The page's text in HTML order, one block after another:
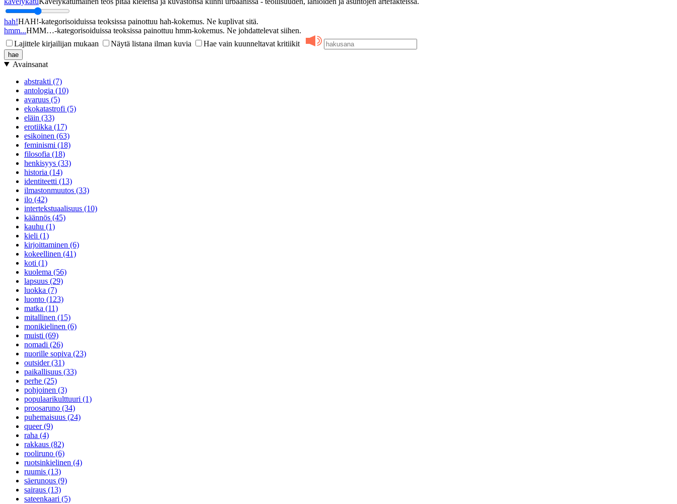
hah!HAH!-kategorisoiduissa teoksissa painottuu hah-kokemus. Ne kuplivat sitä.
hmm...HMM…-kategorisoiduissa teoksissa painottuu hmm-kokemus. Ne johdattelevat siihen.
Lajittele kirjailijan mukaan
Näytä listana ilman kuvia Hae vain kuunneltavat kritiikit
Avainsanat
abstrakti (7)
antologia (10)
avaruus (5)
ekokatastrofi (5)
eläin (33)
erotiikka (17)
esikoinen (63)
feminismi (18)
filosofia (18)
henkisyys (33)
historia (14)
identiteetti (13)
ilmastonmuutos (33)
ilo (42)
intertekstuaalisuus (10)
käännös (45)
kauhu (1)
kieli (1)
kirjoittaminen (6)
kokeellinen (41)
koti (1)
kuolema (56)
lapsuus (29)
luokka (7)
luonto (123)
matka (11)
mitallinen (15)
monikielinen (6)
muisti (69)
nomadi (26)
nuorille sopiva (23)
outsider (31)
paikallisuus (33)
perhe (25)
pohjoinen (3)
populaarikulttuuri (1)
proosaruno (34)
puhemaisuus (24)
queer (9)
raha (4)
rakkaus (82)
rooliruno (6)
ruotsinkielinen (4)
ruumis (13)
säerunous (9)
sairaus (13)
sateenkaari (5)